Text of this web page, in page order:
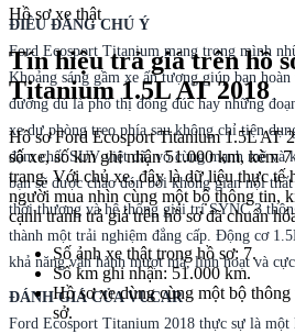
ĐIỀU ĐÁNG CHÚ Ý
Ford Ecosport Titanium mang trong mình
Khoảng sáng gầm xe ấn tượng giúp bạn
đường dù là phố thị đông đúc hay những
xe dự phòng treo phía sau không chỉ tiện
đậm chất SUV việt dã, vô cùng mạnh mẽ và
bạn sẽ được chào đón bởi không gian nội
thời thượng và hệ thống giải trí SYNC 3
thành một trải nghiệm đẳng cấp. Động cơ
khả năng vận hành mượt mà, linh hoạt và
ĐÁNH GIÁ CỦA VUCAR
Ford Ecosport Titanium 2018 thực sự là
Hồ sơ xe thật
Tín hiệu trả giá trên hồ
Titanium 1.5L AT 2018
Hồ sơ Ford Ecosport Titanium 1.5L AT
số xe, số km ghi nhận 51.000 km, kèm
trang. Với chủ xe, đây là dữ liệu thực tế
người mua nhìn cùng một bộ thông tin,
cạnh tranh trả giá trên hồ sơ đã chuẩn
Số ảnh xe thật trong hồ sơ: 7.
Số km ghi nhận: 51.000 km.
Hồ sơ xe dùng cùng một bộ
sở.